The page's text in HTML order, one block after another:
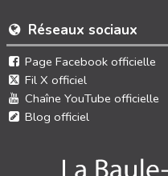
Réseaux sociaux
Page Facebook officielle
Fil X officiel
Chaîne YouTube officielle
Blog officiel